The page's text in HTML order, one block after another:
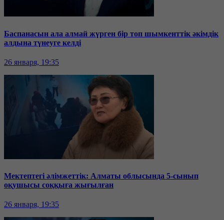
Баспанасын ала алмай жүрген бір топ шымкенттік әкімдік
алдына түнеуге келді
26 января, 19:35
Мектептегі әлімжеттік: Алматы облысында 5-сынып
оқушысы соққыға жығылған
26 января, 19:35